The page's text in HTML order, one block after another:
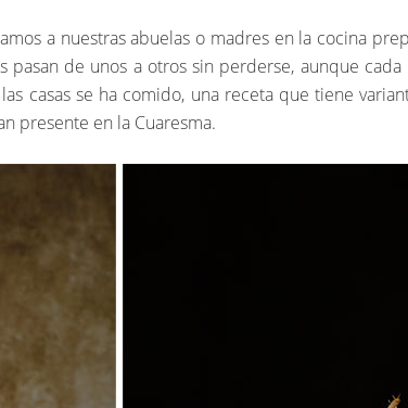
a nuestras abuelas o madres en la cocina
de unos a otros sin perderse, aunque
casas se ha comido, una receta que tiene
presente en la Cuaresma.